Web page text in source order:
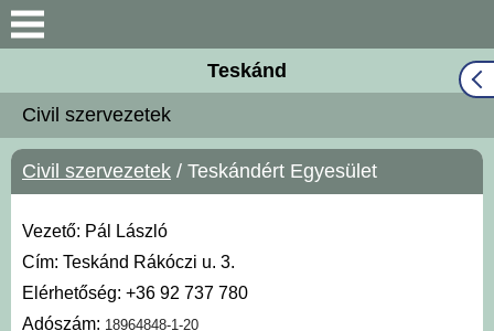
Keresés
Közös Önkormányzati
Hivatal
Naptár
Választási információk
Bemutatkozás
Teskánd
Civil szervezetek
Civil szervezetek / Teskándért Egyesület
Vezető: Pál László
Cím: Teskánd Rákóczi u. 3.
Elérhetőség: +36 92 737 780
Adószám: 18964848-1-20